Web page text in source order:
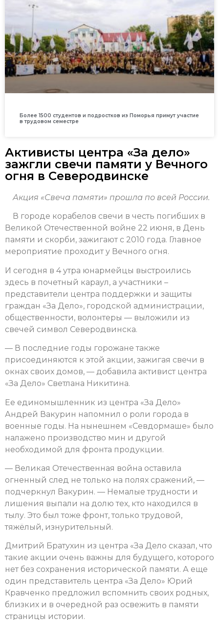
Более 1500 студентов и подростков из Поморья примут участие
в трудовом семестре
Активисты центра «За дело»
зажгли свечи памяти у Вечного
огня в Северодвинске
Акция «Свеча памяти» прошла по всей России.
В городе корабелов свечи в честь погибших в
Великой Отечественной войне 22 июня, в День
памяти и скорби, зажигают с 2010 года. Главное
мероприятие проходит у Вечного огня.
И сегодня в 4 утра юнармейцы выстроились
здесь в почетный караул, а участники –
представители центра поддержки и защиты
граждан «За Дело», городской администрации,
общественности, волонтеры — выложили из
свечей символ Северодвинска.
— В последние годы горожане также
присоединяются к этой акции, зажигая свечи в
окнах своих домов, — добавила активист центра
«За Дело» Светлана Никитина.
Ее единомышленник из центра «За Дело»
Андрей Вакурин напомнил о роли города в
военные годы. На нынешнем «Севдормаше» было
налажено производство мин и другой
необходимой для фронта продукции.
— Великая Отечественная война оставила
огненный след не только на полях сражений, —
подчеркнул Вакурин. — Немалые трудности и
лишения выпали на долю тех, кто находился в
тылу. Это был тоже фронт, только трудовой,
тяжёлый, изнурительный.
Дмитрий Братухин из центра «За Дело сказал, что
такие акции очень важны для будущего, которого
нет без сохранения исторической памяти. А еще
один представитель центра «За Дело» Юрий
Кравченко предложил вспомнить своих родных,
близких и в очередной раз освежить в памяти
страницы истории.